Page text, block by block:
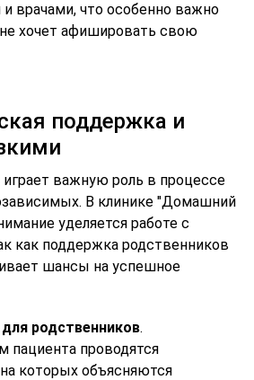
врачами, что особенно важно
не хочет афишировать свою
поддержка и
важную роль в процессе
В клинике "Домашний
уделяется работе с
как поддержка родственников
шансы на успешное
родственников.
пациента проводятся
которых объясняются